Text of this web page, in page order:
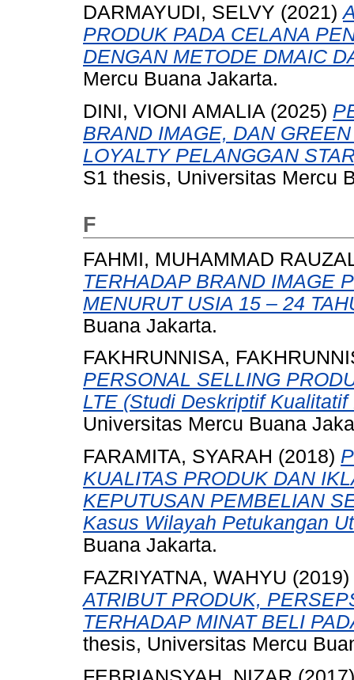
DARMAYUDI, SELVY (2021)
PRODUK PADA CELANA
DENGAN METODE DMAIC
Mercu Buana Jakarta.
DINI, VIONI AMALIA (2025)
BRAND IMAGE, DAN
LOYALTY PELANGGAN
S1 thesis, Universitas Mercu
F
FAHMI, MUHAMMAD
TERHADAP BRAND IMAGE
MENURUT USIA 15 – 24
Buana Jakarta.
FAKHRUNNISA,
PERSONAL SELLING
LTE (Studi Deskriptif
Universitas Mercu Buana
FARAMITA, SYARAH (2018)
KUALITAS PRODUK DAN
KEPUTUSAN PEMBELIAN
Kasus Wilayah Petukangan
Buana Jakarta.
FAZRIYATNA, WAHYU (2019)
ATRIBUT PRODUK,
TERHADAP MINAT BELI
thesis, Universitas Mercu